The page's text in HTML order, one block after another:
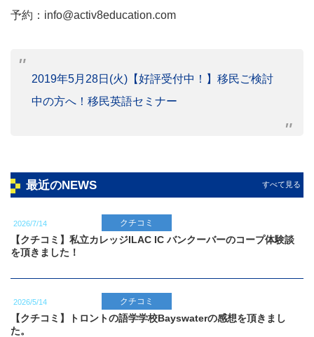
予約：info@activ8education.com
2019年5月28日(火)【好評受付中！】移民ご検討
中の方へ！移民英語セミナー
最近のNEWS
2026/7/14 クチコミ
【クチコミ】私立カレッジILAC IC バンクーバーのコープ体験談
を頂きました！
2026/5/14 クチコミ
【クチコミ】トロントの語学学校Bayswaterの感想を頂きまし
た。
すべて見る